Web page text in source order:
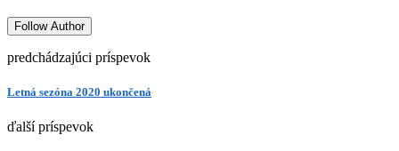
Follow Author
predchádzajúci príspevok
Letná sezóna 2020 ukončená
ďalší príspevok